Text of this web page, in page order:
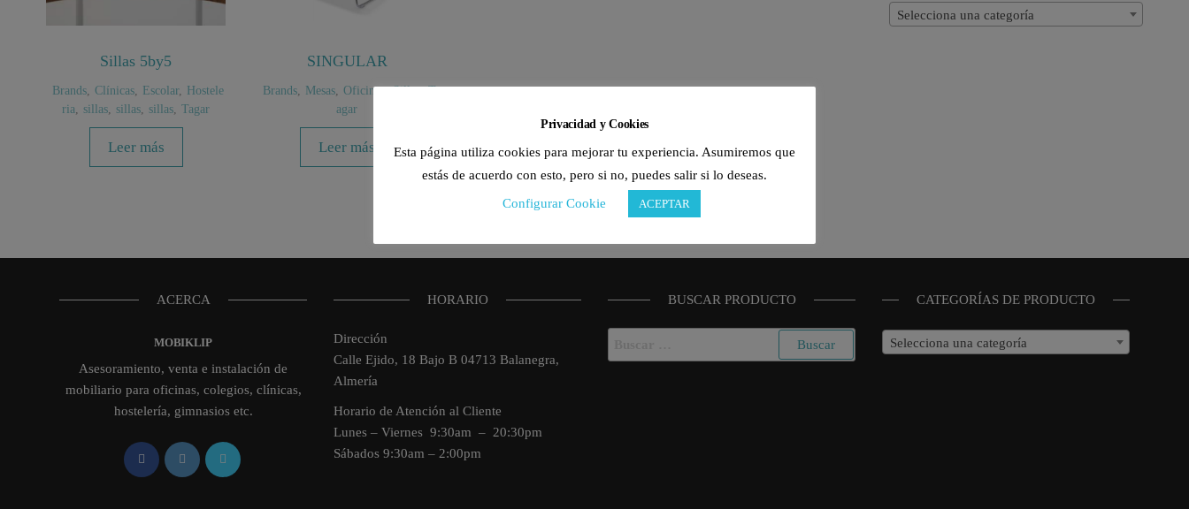
Sillas 5by5
Brands, Clínicas, Escolar,
Hostele
ria, sillas, sillas, sillas, Tagar
Leer más
SINGULAR
Brands, Mesas, Oficinas, Sillas, T
agar
Leer más
Selecciona una categoría
ACERCA
MOBIKLIP
Asesoramiento, venta e instalación de
mobiliario para oficinas, colegios, clínicas,
hostelería, gimnasios etc.
HORARIO
Dirección
Calle Ejido, 18 Bajo B 04713 Balanegra,
Almería
Horario de Atención al Cliente
Lunes – Viernes 9:30am – 20:30pm
Sábados 9:30am – 2:00pm
BUSCAR PRODUCTO CATEGORÍAS DE PRODUCTO
Selecciona una categoría
Privacidad y Cookies
Esta página utiliza cookies para mejorar tu experiencia. Asumiremos que
estás de acuerdo con esto, pero si no, puedes salir si lo deseas.
Configurar Cookie
ACEPTAR